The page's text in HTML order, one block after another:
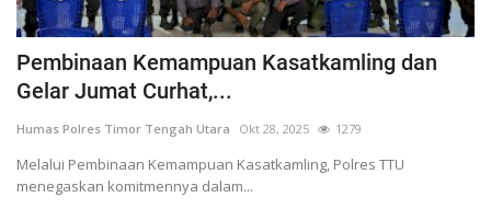
Pembinaan Kemampuan Kasatkamling dan
Gelar Jumat Curhat,...
Humas Polres Timor Tengah Utara Okt 28, 2025 1279
Melalui Pembinaan Kemampuan Kasatkamling, Polres TTU
menegaskan komitmennya dalam...